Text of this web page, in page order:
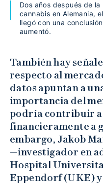
Dos años después de
cannabis en Alemania,
llegó con una
aumentó.
También hay
respecto al
datos apuntan a
importancia del
podría contribuir
financieramente a
embargo, Jakob
—investigador en
Hospital
Eppendorf (UKE)